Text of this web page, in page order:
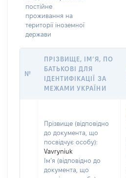
постійне
проживання на
території іноземної
держави
№
ПРІЗВИЩЕ, ІМ’Я, ПО
БАТЬКОВІ ДЛЯ
ІДЕНТИФІКАЦІЇ ЗА
МЕЖАМИ УКРАЇНИ
Прізвище (відповідно
до документа, що
посвідчує особу):
Vavryniuk
Ім’я (відповідно до
документа, що